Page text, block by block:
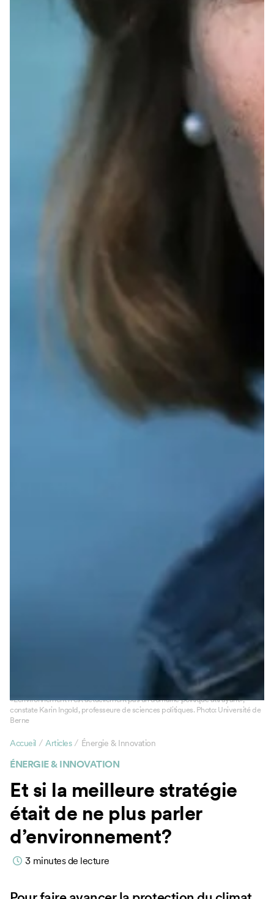
«L’environnement n’est actuellement pas un domaine politique attrayant»,
constate Karin Ingold, professeure de sciences politiques. Photo: Université de
Berne
ÉNERGIE & INNOVATION
Accueil / Articles / Énergie & Innovation
Et si la meilleure stratégie
était de ne plus parler
d’environnement?
3 minutes de lecture